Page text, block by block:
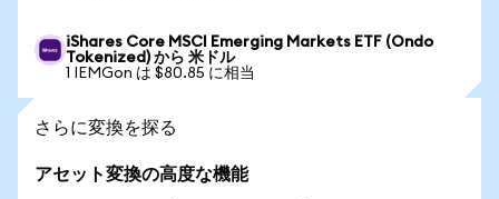
iShares Core MSCI Emerging Markets ETF (Ondo
Tokenized) から 米ドル
1 IEMGon は $80.85 に相当
さらに変換を探る
アセット変換の高度な機能